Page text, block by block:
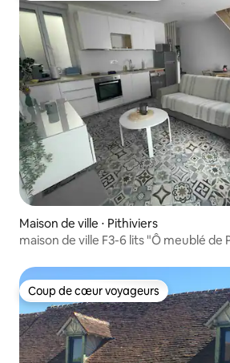
Maison de ville ⋅ Pithiviers
maison de ville F3-6 lits "Ô meublé de
Coup de cœur voyageurs
Coup de cœur voyageurs